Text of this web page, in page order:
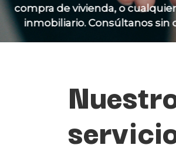
compra de vivienda, o
inmobiliario. Consúltanos sin